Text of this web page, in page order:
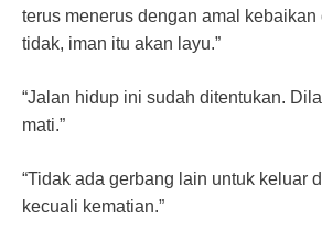
terus menerus dengan amal kebaikan
tidak, iman itu akan layu.”
“Jalan hidup ini sudah ditentukan.
mati.”
“Tidak ada gerbang lain untuk keluar
kecuali kematian.”